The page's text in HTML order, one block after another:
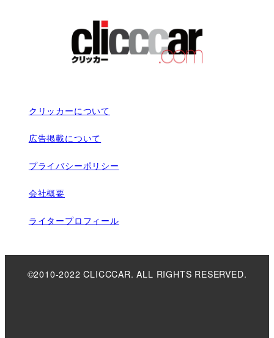
クリッカーについて
広告掲載について
プライバシーポリシー
会社概要
ライタープロフィール
©2010-2022 CLICCCAR. ALL RIGHTS RESERVED.